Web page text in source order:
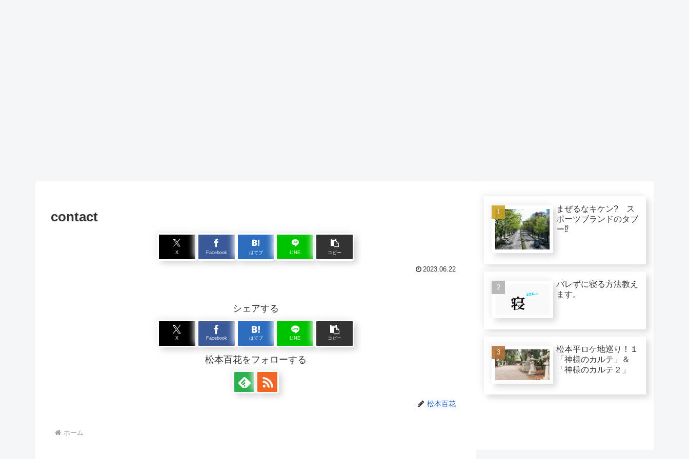
contact
X Facebook はてブ LINE コピー
2023.06.22
シェアする
X Facebook はてブ LINE コピー
松本百花をフォローする
松本百花
ホーム
まぜるなキケン? ス
ポーツブランドのタブ
ー⁉︎
バレずに寝る方法教え
ます。
松本平ロケ地巡り！１
「神様のカルテ」＆
「神様のカルテ２」